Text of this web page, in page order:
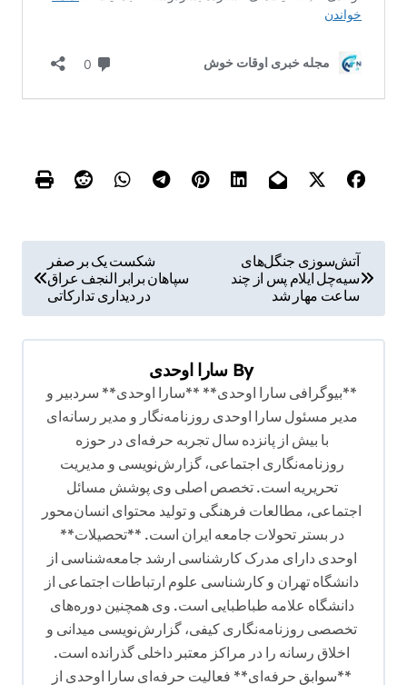
ه
ب
آتش‌سوزی جنگل‌های
سیه‌چل ایلام پس از چند
ساعت مهار شد
شکست یک بر صفر
سپاهان برابر النجف عراق
در دیداری تدارکاتی
By سارا اوحدی
**بیوگرافی سارا اوحدی** **سارا اوحدی** سردبیر و
مدیر مسئول سارا اوحدی روزنامه‌نگار و مدیر رسانه‌ای
با بیش از پانزده سال تجربه حرفه‌ای در حوزه
روزنامه‌نگاری اجتماعی، گزارش‌نویسی و مدیریت
تحریریه است. تخصص اصلی وی پوشش مسائل
اجتماعی، مطالعات فرهنگی و تولید محتوای انسان‌محور
در بستر تحولات جامعه ایران است. **تحصیلات**
اوحدی دارای مدرک کارشناسی ارشد جامعه‌شناسی از
دانشگاه تهران و کارشناسی علوم ارتباطات اجتماعی از
دانشگاه علامه طباطبایی است. وی همچنین دوره‌های
تخصصی روزنامه‌نگاری کیفی، گزارش‌نویسی میدانی و
اخلاق رسانه را در مراکز معتبر داخلی گذرانده است.
**سوابق حرفه‌ای** فعالیت حرفه‌ای سارا اوحدی از